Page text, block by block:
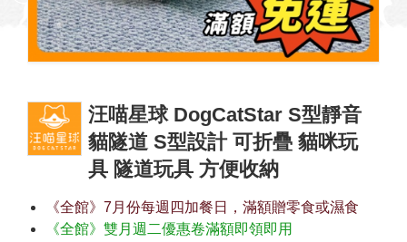
汪喵星球 DogCatStar S型靜音
貓隧道 S型設計 可折疊 貓咪玩
具 隧道玩具 方便收納
《全館》7月份每週四加餐日，滿額贈零食或濕食
《全館》雙月週二優惠卷滿額即領即用